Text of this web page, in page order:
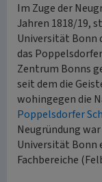
Im Zuge der
Jahren 1818/19,
Universität Bonn
das
Zentrum Bonns
seit dem die
wohingegen die
Poppelsdorfer
Neugründung
Universität Bonn
Fachbereiche